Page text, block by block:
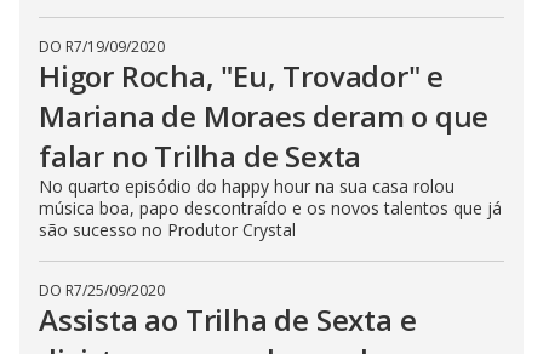
DO R7/19/09/2020
Higor Rocha, "Eu, Trovador" e
Mariana de Moraes deram o que
falar no Trilha de Sexta
No quarto episódio do happy hour na sua casa rolou
música boa, papo descontraído e os novos talentos que já
são sucesso no Produtor Crystal
DO R7/25/09/2020
Assista ao Trilha de Sexta e